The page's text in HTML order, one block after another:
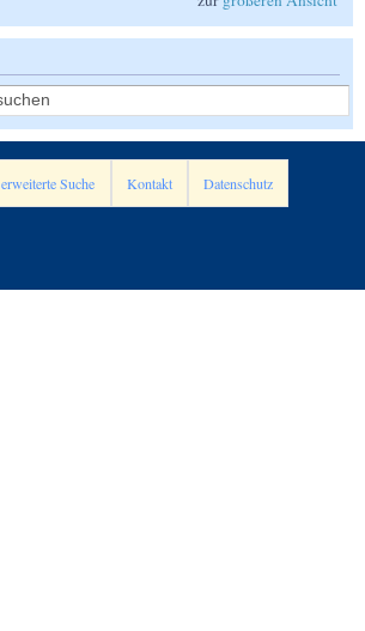
erweiterte Suche Kontakt Datenschutz